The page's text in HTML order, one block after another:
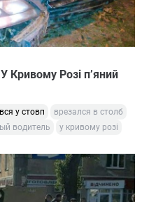
Кривому Розі п’яний
у стовп
врезался в столб
водитель у кривому розі